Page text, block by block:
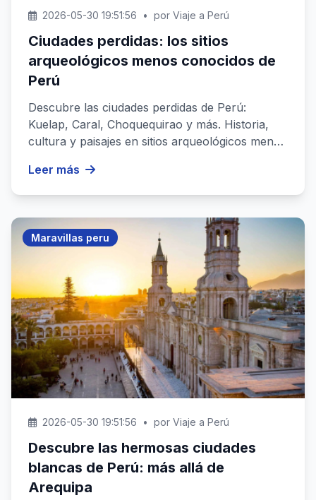
2026-05-30 19:51:56 • por Viaje a Perú
Ciudades perdidas: los sitios
arqueológicos menos conocidos de
Perú
Descubre las ciudades perdidas de Perú:
Kuelap, Caral, Choquequirao y más. Historia,
cultura y paisajes en sitios arqueológicos menos
Leer más
Maravillas peru
2026-05-30 19:51:56 • por Viaje a Perú
Descubre las hermosas ciudades
blancas de Perú: más allá de
Arequipa